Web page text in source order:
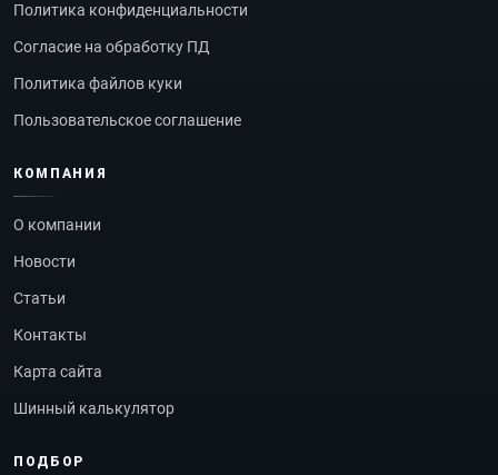
Политика конфиденциальности
Согласие на обработку ПД
Политика файлов куки
Пользовательское соглашение
КОМПАНИЯ
О компании
Новости
Статьи
Контакты
Карта сайта
Шинный калькулятор
ПОДБОР